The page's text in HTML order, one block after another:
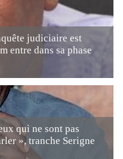
judiciaire est
entre dans sa phase
qui ne sont pas
», tranche Serigne